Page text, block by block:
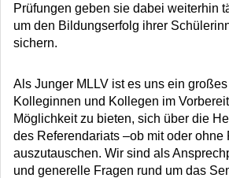
Prüfungen geben sie dabei weiterhin
um den Bildungserfolg ihrer
sichern.
Als Junger MLLV ist es uns ein
Kolleginnen und Kollegen im
Möglichkeit zu bieten, sich über die
des Referendariats –ob mit oder ohne
auszutauschen. Wir sind als
und generelle Fragen rund um das